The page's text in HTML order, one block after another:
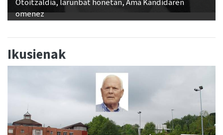
omenez
Ikusienak